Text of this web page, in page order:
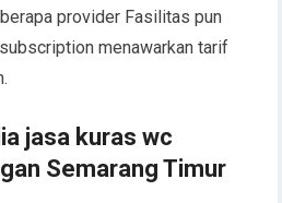
provider Fasilitas pun
menawarkan tarif
jasa kuras wc
Semarang Timur